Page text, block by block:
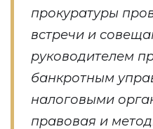
прокуратуры
встречи и
руководителем
банкротным
налоговыми
правовая и